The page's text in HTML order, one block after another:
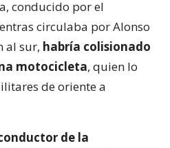
conducido por el
circulaba por Alonso
al sur, habría colisionado
motocicleta, quien lo
de oriente a
de la